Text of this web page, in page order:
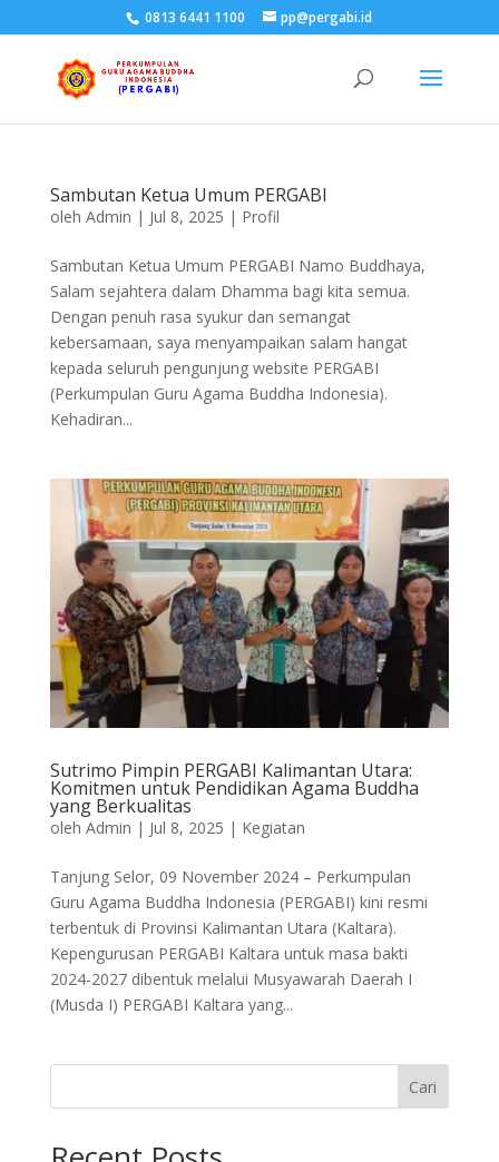
0813 6441 1100 pp@pergabi.id
Sambutan Ketua Umum PERGABI
oleh Admin | Jul 8, 2025 | Profil
Sambutan Ketua Umum PERGABI Namo Buddhaya,
Salam sejahtera dalam Dhamma bagi kita semua.
Dengan penuh rasa syukur dan semangat
kebersamaan, saya menyampaikan salam hangat
kepada seluruh pengunjung website PERGABI
(Perkumpulan Guru Agama Buddha Indonesia).
Kehadiran...
Sutrimo Pimpin PERGABI Kalimantan Utara:
Komitmen untuk Pendidikan Agama Buddha
yang Berkualitas
oleh Admin | Jul 8, 2025 | Kegiatan
Tanjung Selor, 09 November 2024 – Perkumpulan
Guru Agama Buddha Indonesia (PERGABI) kini resmi
terbentuk di Provinsi Kalimantan Utara (Kaltara).
Kepengurusan PERGABI Kaltara untuk masa bakti
2024-2027 dibentuk melalui Musyawarah Daerah I
(Musda I) PERGABI Kaltara yang...
Cari